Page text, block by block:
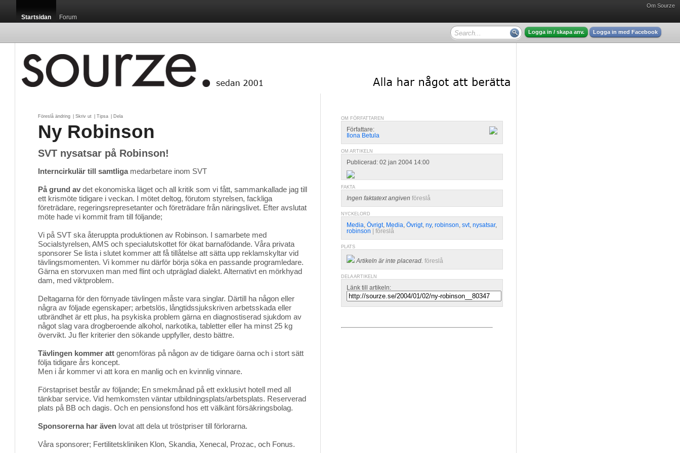
Om Sourze
Startsidan Forum
Logga in / skapa anv. Logga in med Facebook
Föreslå ändring Skriv ut Tipsa Dela
Ny Robinson
SVT nysatsar på Robinson!
Interncirkulär till samtligamedarbetare inom SVT
På grund av det ekonomiska läget och all kritik som vi fått, sammankallade jag till
ett krismöte tidigare i veckan. I mötet deltog, förutom styrelsen, fackliga
företrädare, regeringsrepresetanter och företrädare från näringslivet. Efter avslutat
möte hade vi kommit fram till följande;
Vi på SVT ska återuppta produktionen av Robinson. I samarbete med
Socialstyrelsen, AMS och specialutskottet för ökat barnafödande. Våra privata
sponsorer Se lista i slutet kommer att få tillåtelse att sätta upp reklamskyltar vid
tävlingsmomenten. Vi kommer nu därför börja söka en passande programledare.
Gärna en storvuxen man med flint och utpräglad dialekt. Alternativt en mörkhyad
dam, med viktproblem.
Deltagarna för den förnyade tävlingen måste vara singlar. Därtill ha någon eller
några av följade egenskaper; arbetslös, långtidssjukskriven arbetsskada eller
utbrändhet är ett plus, ha psykiska problem gärna en diagnostiserad sjukdom av
något slag vara drogberoende alkohol, narkotika, tabletter eller ha minst 25 kg
övervikt. Ju fler kriterier den sökande uppfyller, desto bättre.
Tävlingen kommer att genomföras på någon av de tidigare öarna och i stort sätt
följa tidigare års koncept.
Men i år kommer vi att kora en manlig och en kvinnlig vinnare.
Förstapriset består av följande; En smekmånad på ett exklusivt hotell med all
tänkbar service. Vid hemkomsten väntar utbildningsplats/arbetsplats. Reserverad
plats på BB och dagis. Och en pensionsfond hos ett välkänt försäkringsbolag.
Sponsorerna har även lovat att dela ut tröstpriser till förlorarna.
Våra sponsorer; Fertilitetskliniken Klon, Skandia, Xenecal, Prozac, och Fonus.
OM FÖRFATTAREN
Författare:
Ilona Betula
OM ARTIKELN
Publicerad: 02 jan 2004 14:00
FAKTA
Ingen faktatext angiven föreslå
NYCKELORD
Media, Övrigt, Media, Övrigt, ny, robinson, svt, nysatsar,
robinson
föreslå
PLATS
Artikeln är inte placerad. föreslå
DELA ARTIKELN
Länk till artikeln: